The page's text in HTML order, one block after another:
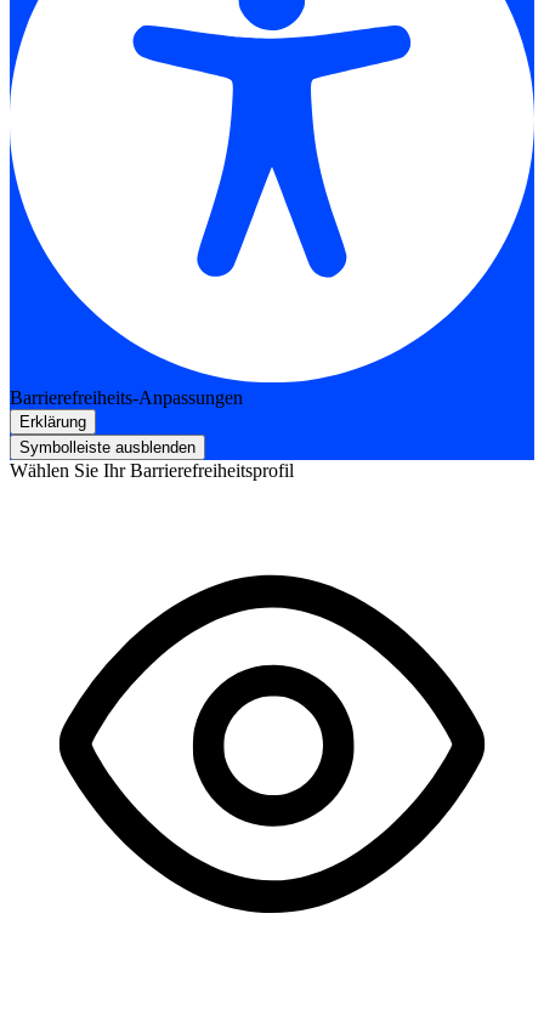
Barrierefreiheits-Anpassungen
Erklärung
Symbolleiste ausblenden
Wählen Sie Ihr Barrierefreiheitsprofil